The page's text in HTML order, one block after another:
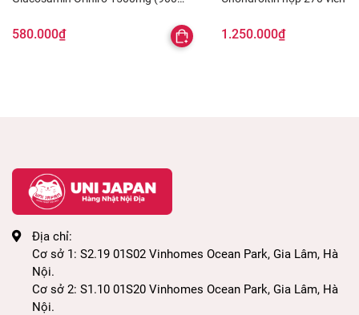
hỗ trợ giúp các khớp và dây thần kinh hoạt
động một cách trơn tru hơn
Như tên gọi, viên uống bổ khớp gối Q&P Kowa
Nhật có công dụng giúp xương chắc khỏe và hỗ trợ
xương khớp gối
Viên uống xương khớp Kowa bổ sung các
dưỡng chất thiết yếu, duy trì và cải thiện quá
trình loãng xương, đau nhức xương khớp.
580.000₫ 1.250.000₫
Địa chỉ:
Cơ sở 1: S2.19 01S02 Vinhomes Ocean Park, Gia Lâm, Hà
Nội.
Cơ sở 2: S1.10 01S20 Vinhomes Ocean Park, Gia Lâm, Hà
Nội.